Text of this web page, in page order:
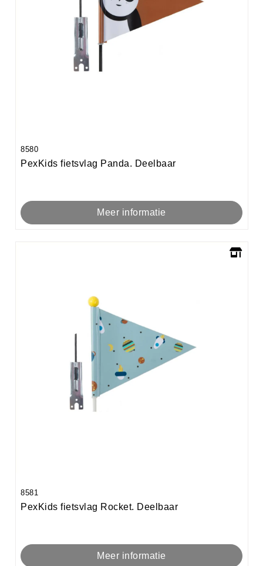
8580
PexKids fietsvlag Panda. Deelbaar
Meer informatie
8581
PexKids fietsvlag Rocket. Deelbaar
Meer informatie